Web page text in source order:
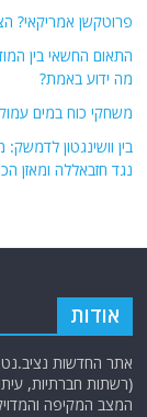
פרוטקשן אמריקאי?
התאום החשאי בין
מה ידוע באמת?
משחקי כוח במים
בין וושינגטון
נגד חזבאללה ומאזן
אודות
אתר החדשות נציב.נט
(רשתות חברתיות,
המצב המקיפה